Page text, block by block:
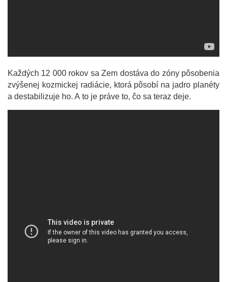
Každých 12 000 rokov sa Zem dostáva do zóny pôsobenia
zvýšenej kozmickej radiácie, ktorá pôsobí na jadro planéty
a destabilizuje ho. A to je práve to, čo sa teraz deje.